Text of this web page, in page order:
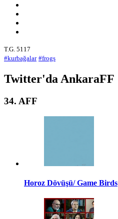
T.G. 5117
#kurbağalar #frogs
Twitter'da AnkaraFF
34. AFF
Horoz Dövüşü/ Game Birds